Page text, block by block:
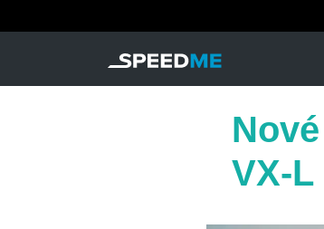
VX-